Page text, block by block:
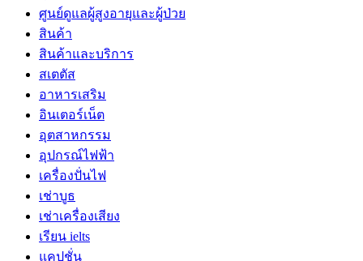
ศูนย์ดูแลผู้สูงอายุและผู้ป่วย
สินค้า
สินค้าและบริการ
สเตตัส
อาหารเสริม
อินเตอร์เน็ต
อุตสาหกรรม
อุปกรณ์ไฟฟ้า
เครื่องปั่นไฟ
เช่าบูธ
เช่าเครื่องเสียง
เรียน ielts
แคปชั่น